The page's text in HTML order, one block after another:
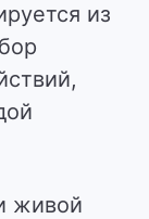
из
живой